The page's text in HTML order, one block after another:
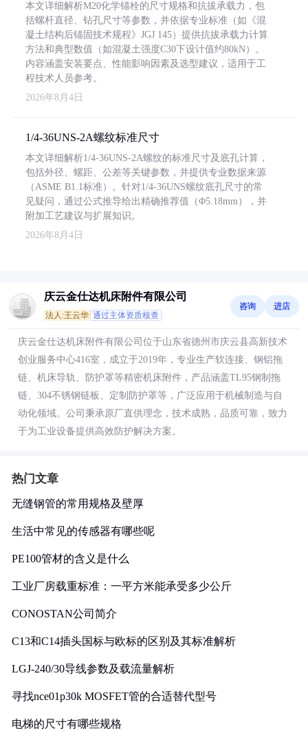
本文详细解析M20化学锚栓的尺寸规格和抗拔承载力，包
括螺杆直径、钻孔尺寸等参数，并依据专业标准（如《混
凝土结构后锚固技术规程》JGJ 145）提供抗拔承载力计算
方法和典型数值（如混凝土强度C30下设计值约80kN）。
内容涵盖安装要点、性能影响因素及选型建议，适用于工
程技术人员参考。
2026年8月4日
1/4-36UNS-2A螺纹标准尺寸
本文详细解析1/4-36UNS-2A螺纹的标准尺寸及底孔计算，
包括外径、螺距、公差等关键参数，并提供专业数据来源
（ASME B1.1标准）。针对1/4-36UNS螺纹底孔尺寸的常
见疑问，通过公式推导给出精确推荐值（Φ5.18mm），并
附加工艺建议与扩展知识。
2026年8月4日
庆云金仕达机床附件有限公司
法人:王云华 通过主体资质核查
咨询 进店
庆云金仕达机床附件有限公司位于山东省德州市庆云县高新技术
创业服务中心416室，成立于2019年，专业生产软连接、钢铝拖
链、机床导轨、防护罩等精密机床附件，产品涵盖TL95钢制拖
链、304不锈钢链板、定制防护罩等，广泛应用于机械制造与自
动化领域。公司秉承原厂直供理念，技术成熟，品质可靠，致力
于为工业设备提供高效防护解决方案。
热门文章
无缝钢管的常用规格及壁厚
生活中常见的传感器有哪些呢
PE100管材的含义是什么
工业厂房载重标准：一平方米能承受多少公斤
CONOSTAN公司简介
C13和C14插头国标与欧标的区别及其标准解析
LGJ-240/30导线参数及载流量解析
寻找nce01p30k MOSFET管的合适替代型号
电梯的尺寸有哪些规格